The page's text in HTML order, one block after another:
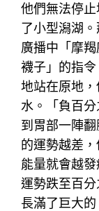
他們無法停
了小型潟湖
廣播中「摩
襪子」的指
地站在原地
水。「負百
到胃部一陣
的運勢越差
能量就會越
運勢跌至百
長滿了巨大